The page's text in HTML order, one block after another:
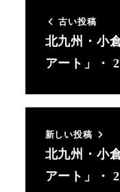
面
古い投稿
北九州・小
アート」・
新しい投稿
北九州・小
アート」・